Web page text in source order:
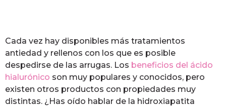
Cada vez hay disponibles más tratamientos
antiedad y rellenos con los que es posible
despedirse de las arrugas. Los beneficios del ácido
hialurónico son muy populares y conocidos, pero
existen otros productos con propiedades muy
distintas. ¿Has oído hablar de la hidroxiapatita